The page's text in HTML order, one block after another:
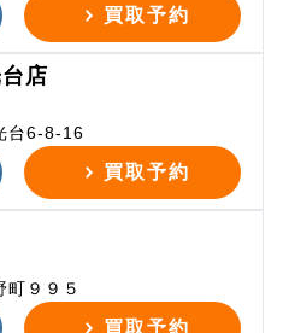
買取予約
店
台6-8-16
買取予約
町９９５
買取予約